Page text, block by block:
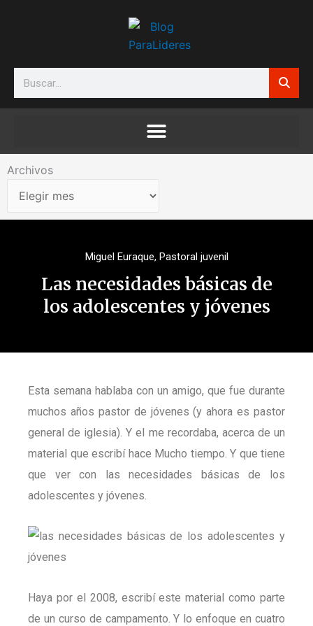
Search
Archivos
Archivos
Miguel Euraque, Pastoral juvenil
Las necesidades básicas de
los adolescentes y jóvenes
Esta semana hablaba con un amigo, que fue durante
muchos años pastor de jóvenes (y ahora es pastor
general de iglesia). Y el me recordaba, acerca de un
material que escribí hace Mucho tiempo. Y que tiene
que ver con las necesidades básicas de los
adolescentes y jóvenes.
Haya por el 2008, escribí este material como parte
de un curso de campamento. Y lo enfoque en cuatro